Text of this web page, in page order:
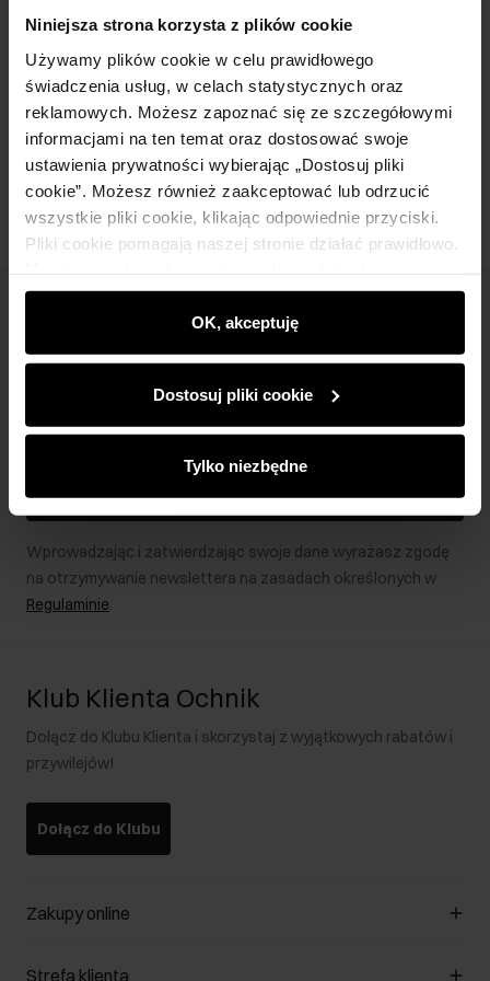
Niniejsza strona korzysta z plików cookie
Używamy plików cookie w celu prawidłowego
świadczenia usług, w celach statystycznych oraz
reklamowych. Możesz zapoznać się ze szczegółowymi
informacjami na ten temat oraz dostosować swoje
ustawienia prywatności wybierając „Dostosuj pliki
cookie”. Możesz również zaakceptować lub odrzucić
wszystkie pliki cookie, klikając odpowiednie przyciski.
Pliki cookie pomagają naszej stronie działać prawidłowo.
wyświetlać im dopasowane do ich preferencji treści,
rekomendacje oraz komunikaty reklamowe informujące o
najnowszych promocjach w e-sklepie. Informacje o tym,
partnerom społecznościowym, reklamowym i
analitycznym. Partnerzy mogą połączyć te informacje z
podczas korzystania z ich usług.
OK, akceptuję
Dostosuj pliki cookie
Tylko niezbędne
Szczegóły
Skład i wymiary
Opinie
Bądź na bieżąco z nowościami i promocjami!
Zapisz się
Wprowadzając i zatwierdzając swoje dane wyrażasz zgodę
na otrzymywanie newslettera na zasadach określonych w
Regulaminie.
Klub Klienta Ochnik
Dołącz do Klubu Klienta i skorzystaj z wyjątkowych rabatów i
przywilejów!
Dołącz do Klubu
Zakupy online
Zarządzaj cookies
Strefa klienta